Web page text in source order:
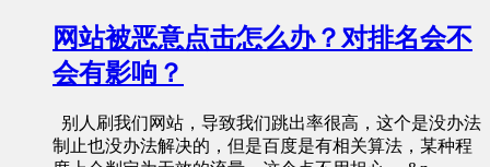
网站被恶意点击怎么办？对排名会不
会有影响？
别人刷我们网站，导致我们跳出率很高，这个是没办法
制止也没办法解决的，但是百度是有相关算法，某种程